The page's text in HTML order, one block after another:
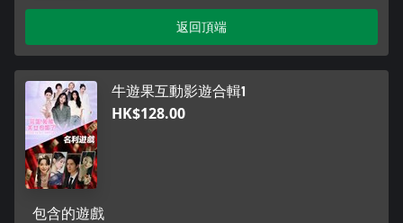
返回頂端
牛遊果互動影遊合輯1
HK$128.00
包含的遊戲